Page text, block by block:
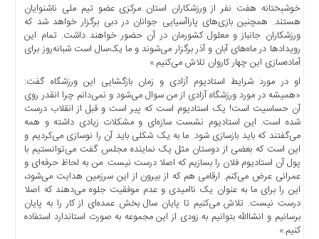
اخبار
جدید
اخبار
حوادث
اخبار
سیاسی
اخبار
فرهنگی
دسترسی
سریع
صفحه
اصلی
اخبار
خوشبختانه هفت نفر از ورزشکاران استان مرکزی عضو تیم ملی ناشنوایان
هستند. همچنین بازی‌های پاراآسیایی جوانان در دبی برگزار خواهد شد که
ورزشکاران جانباز و معلول کشورمان در آن حضور خواهند داشت. تمام این
رویداد‌ها در ماه‌های آبان و آذر برگزار می‌شوند و ما یک‌سال است شبانه‌روز برای
آماده‌سازی این چهار کاروان تلاش می‌کنیم.»
او در مورد شرایط استادیوم آزادی و زمان بازگشایی این ورزشگاه گفت:
«همیشه در مورد ورزشگاه آزادی از من سوال می‌شود و نمی‌دانم چرا انقدر روی
آن حساسیت است! یک استادیوم است که پیر است و قبل از انقلاب درست
شده است. این استادیوم نشست سازه‌ای و مشکلات زیادی داشته و همه
می‌گفتند که باید بازسازی شود. ما به یک شکلی باید آن را نوسازی می‌کردیم و
این است که بعضی از دوستان مثل یک نماینده مجلس گفت می‌توانستیم با
پول آن استادیوم فلان را بسازیم که اصلا درست نیست. من به لحاظ حرفه‌ای و
عمرانی عرض می‌کنم. ارقامی هم که از بیرون از این سرزمین هدایت می‌شود،
این را برای ما به عنوان یک ناامیدی و عدم موفقیت جلوه می‌دهند که اصلا
درست نیست. تلاش می‌کنیم تا پایان سال بخش عمده‌ای از کار را به پایان
برسانیم و انشاالله بتوانیم به زودی از این مجموعه به صورت استاندارد استفاده
کنیم.»